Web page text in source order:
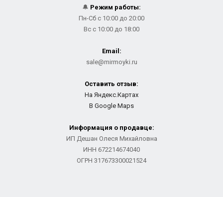
🔔 Режим работы:
Пн-Сб с 10:00 до 20:00
Вс с 10:00 до 18:00
Email:
sale@mirmoyki.ru
Оставить отзыв:
На Яндекс.Картах
В Google Maps
Информация о продавце:
ИП Дешан Олеся Михайловна
ИНН 672214674040
ОГРН 317673300021524